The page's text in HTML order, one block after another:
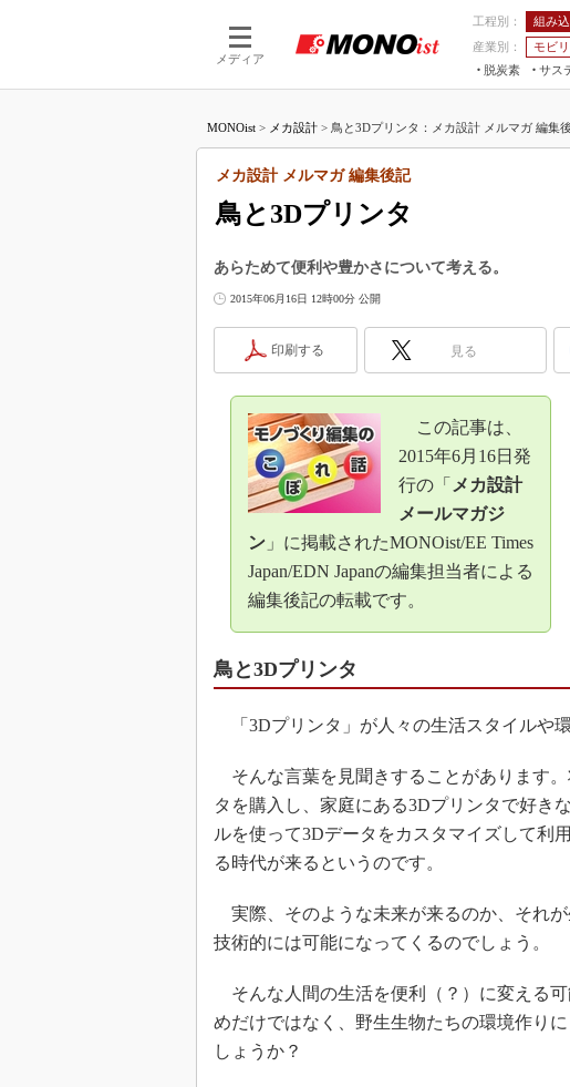
メディア
工程別： 組み
産業別：
モビ
脱炭素
サス
つながる工場AI×設備保全
MONOist > メカ設計 > 鳥と3Dプリンタ：メカ設計 メルマガ 編集
鳥と3Dプリンタ
メカ設計 メルマガ 編集後記
あらためて便利や豊かさについて考える。
2015年06月16日 12時00分 公開
印刷する 見る
この記事は、
2015年6月16日発
行の「 メカ設計
メールマガジ
ン 」に掲載されたMONOist/EE Times
Japan/EDN Japanの編集担当者による
編集後記の転載です。
鳥と3Dプリンタ
「3Dプリンタ」が人々の生活スタイルや
そんな言葉を見聞きすることがあります
タを購入し、家庭にある3Dプリンタで好き
ルを使って3Dデータをカスタマイズして利
る時代が来るというのです。
実際、そのような未来が来るのか、それ
技術的には可能になってくるのでしょう。
そんな人間の生活を便利（？）に変える
めだけではなく、野生生物たちの環境作り
しょうか？